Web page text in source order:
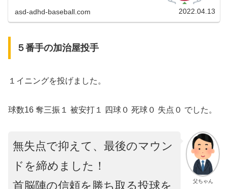
asd-adhd-baseball.com 2022.04.13
５番手の加治屋投手
１イニングを投げました。
球数16 奪三振１ 被安打１ 四球０ 死球０ 失点０ でした。
父ちゃん
無失点で抑えて、最後のマウン
ドを締めました！
首脳陣の信頼を勝ち取る投球を